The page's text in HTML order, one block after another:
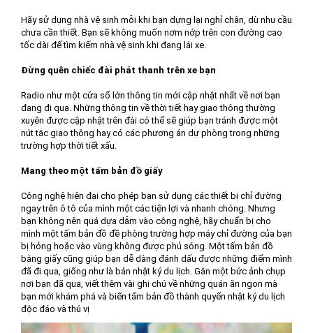
Hãy sử dụng nhà vệ sinh mỗi khi bạn dựng lại nghỉ chân, dù nhu cầu
chưa cần thiết. Bạn sẽ không muốn nơm nớp trên con đường cao
tốc dài để tìm kiếm nhà vệ sinh khi đang lái xe.
Đừng quên chiếc đài phát thanh trên xe bạn
Radio như một cửa sổ lớn thông tin mới cập nhật nhất về nơi bạn
đang đi qua. Những thông tin về thời tiết hay giao thông thường
xuyên được cập nhật trên đài có thể sẽ giúp bạn tránh được một
nút tắc giao thông hay có các phương án dự phòng trong những
trường hợp thời tiết xấu.
Mang theo một tấm bản đồ giấy
Công nghệ hiện đại cho phép bạn sử dụng các thiết bị chỉ đường
ngay trên ô tô của mình một các tiện lợi và nhanh chóng. Nhưng
bạn không nên quá dựa dẫm vào công nghệ, hãy chuẩn bị cho
mình một tấm bản đồ đề phòng trường hợp máy chỉ đường của bạn
bị hỏng hoặc vào vùng không được phủ sóng. Một tấm bản đồ
bằng giấy cũng giúp bạn dễ dàng đánh dấu được những điểm mình
đã đi qua, giống như là bản nhật ký du lịch. Gắn một bức ảnh chụp
nơi bạn đã qua, viết thêm vài ghi chú về những quán ăn ngon mà
bạn mới khám phá và biến tấm bản đồ thành quyển nhật ký du lịch
độc đáo và thú vị